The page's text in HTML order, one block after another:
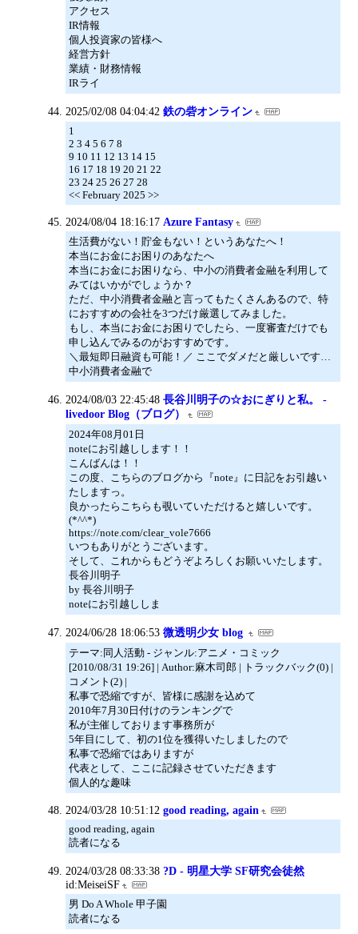
アクセス
IR情報
個人投資家の皆様へ
経営方針
業績・財務情報
IRライ
2025/02/08 04:04:42 鉄の砦オンライン
1
2 3 4 5 6 7 8
9 10 11 12 13 14 15
16 17 18 19 20 21 22
23 24 25 26 27 28
<< February 2025 >>
2024/08/04 18:16:17 Azure Fantasy
生活費がない！貯金もない！というあなたへ！
本当にお金にお困りのあなたへ
本当にお金にお困りなら、中小の消費者金融を利用して
みてはいかがでしょうか？
ただ、中小消費者金融と言ってもたくさんあるので、特
におすすめの会社を3つだけ厳選してみました。
もし、本当にお金にお困りでしたら、一度審査だけでも
申し込んでみるのがおすすめです。
＼最短即日融資も可能！／ ここでダメだと厳しいです…
中小消費者金融で
2024/08/03 22:45:48 長谷川明子の☆おにぎりと私。 -
livedoor Blog（ブログ）
2024年08月01日
noteにお引越しします！！
こんばんは！！
この度、こちらのブログから『note』に日記をお引越い
たしますっ。
良かったらこちらも覗いていただけると嬉しいです。
(*^^*)
https://note.com/clear_vole7666
いつもありがとうございます。
そして、これからもどうぞよろしくお願いいたします。
長谷川明子
by 長谷川明子
noteにお引越ししま
2024/06/28 18:06:53 微透明少女 blog
テーマ:同人活動 - ジャンル:アニメ・コミック
[2010/08/31 19:26] | Author:麻木司郎 | トラックバック(0) |
コメント(2) |
私事で恐縮ですが、皆様に感謝を込めて
2010年7月30日付けのランキングで
私が主催しております事務所が
5年目にして、初の1位を獲得いたしましたので
私事で恐縮ではありますが
代表として、ここに記録させていただきます
個人的な趣味
2024/03/28 10:51:12 good reading, again
good reading, again
読者になる
2024/03/28 08:33:38 ?D - 明星大学 SF研究会徒然
id:MeiseiSF
男 Do A Whole 甲子園
読者になる